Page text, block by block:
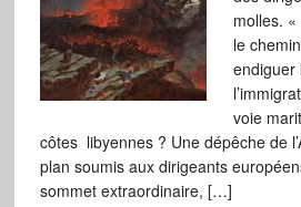
molles. «
le
endiguer
voie
côtes libyennes ? Une dépêche de
plan soumis aux dirigeants
sommet extraordinaire, […]